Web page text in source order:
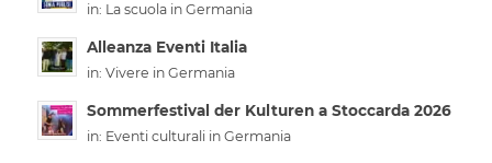
in: La scuola in Germania
Alleanza Eventi Italia
in: Vivere in Germania
Sommerfestival der Kulturen a Stoccarda 2026
in: Eventi culturali in Germania